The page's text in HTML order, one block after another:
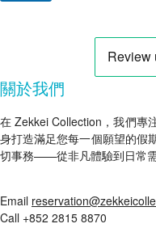
關於我們
在 Zekkei Collection，我們專
身打造滿足您每一個願望的假
切事務——從非凡體驗到日常
Email
Call +852 2815 8870